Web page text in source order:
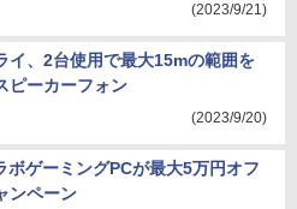
(2023/9/21)
イ、2台使用で最大15mの範囲を
ピーカーフォン
(2023/9/20)
ボゲーミングPCが最大5万円オフ
ンペーン